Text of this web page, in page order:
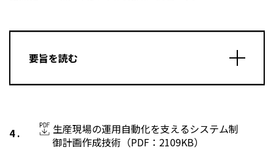
要旨を読む
生産現場の運用自動化を支えるシステム制
御計画作成技術（PDF：2109KB）